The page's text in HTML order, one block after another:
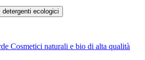
Cosmetici naturali e bio di alta qualità